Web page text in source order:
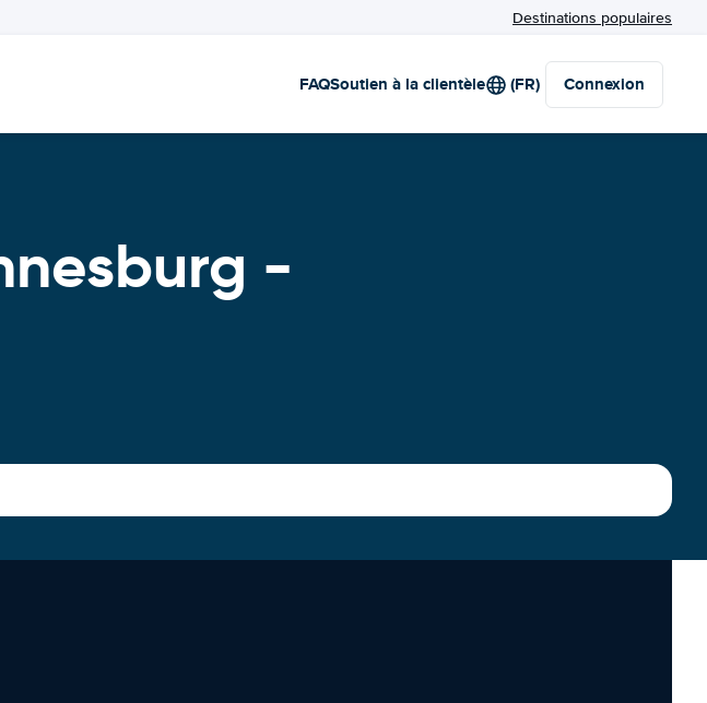
Destinations populaires
FAQSoutien à la clientèle (FR) Connexion
-